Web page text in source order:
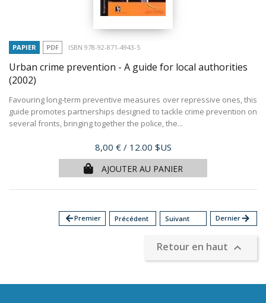
PAPIER PDF ISBN 978-92-871-4943-5
Urban crime prevention - A guide for local authorities
(2002)
Favouring long-term preventive measures over repressive ones, this
guide promotes partnerships designed to tackle crime prevention on
several fronts, bringing together the police, the...
Prix
8,00 € / 12.00 $US
AJOUTER AU PANIER
arrow_backPremier Précédent Suivant Dernierarrow_forward
Retour en haut 